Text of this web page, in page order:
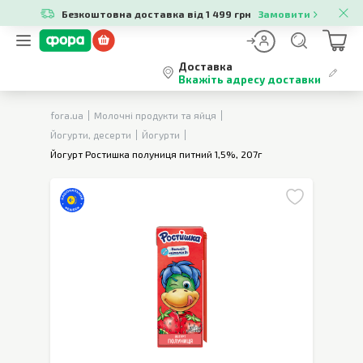
Безкоштовна доставка від 1 499 грн Замовити
Доставка
Вкажіть адресу доставки
fora.ua
Молочні продукти та яйця
Йогурти, десерти
Йогурти
Йогурт Ростишка полуниця питний 1,5%, 207г